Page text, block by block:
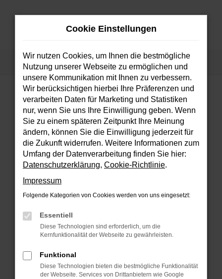
Zum
Startseite Fahrzeugsuche
FEHLER: NETWORK ERROR
Beim Laden ist ein Fehler aufgetreten.
Hier sind ein paar Tipps, die dir helfen können:
Überprüfe deine Firewall und deine
Internetverbindung.
Laden andere Webseiten, zum Beispiel
deine Suchmaschine?
Prüfe deine Browsererweiterungen.
Manche Erweiterungen, wie Werbeblocker,
können das Laden bestimmter Seiten
anderen Browser oder in einem privaten
Fenster?
Cookie Einstellungen
Wir nutzen Cookies, um Ihnen die bestmögliche
Nutzung unserer Webseite zu ermöglichen und
unsere Kommunikation mit Ihnen zu verbessern.
Wir berücksichtigen hierbei Ihre Präferenzen und
verarbeiten Daten für Marketing und Statistiken
nur, wenn Sie uns Ihre Einwilligung geben. Wenn
Sie zu einem späteren Zeitpunkt Ihre Meinung
ändern, können Sie die Einwilligung jederzeit für
die Zukunft widerrufen. Weitere Informationen zum
Umfang der Datenverarbeitung finden Sie hier:
Datenschutzerklärung, Cookie-Richtlinie.
Impressum
Folgende Kategorien von Cookies werden von uns eingesetzt:
Essentiell
Diese Technologien sind erforderlich, um die
Kernfunktionalität der Webseite zu gewährleisten.
Funktional
Diese Technologien bieten die bestmögliche Funktionalität
der Webseite. Services von Drittanbietern wie Google